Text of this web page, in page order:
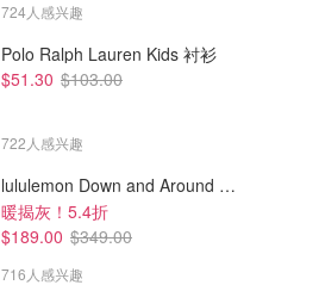
724人感兴趣
Polo Ralph Lauren Kids 衬衫
$51.30 $103.00
722人感兴趣
lululemon Down and Around 羽绒夹克
暖揭灰！5.4折
$189.00 $349.00
716人感兴趣